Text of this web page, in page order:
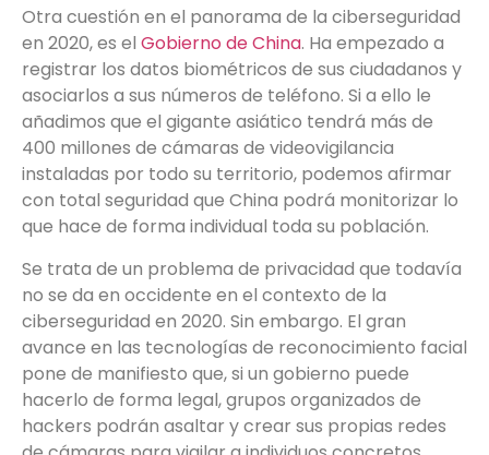
Otra cuestión en el panorama de la ciberseguridad
en 2020, es el Gobierno de China. Ha empezado a
registrar los datos biométricos de sus ciudadanos y
asociarlos a sus números de teléfono. Si a ello le
añadimos que el gigante asiático tendrá más de
400 millones de cámaras de videovigilancia
instaladas por todo su territorio, podemos afirmar
con total seguridad que China podrá monitorizar lo
que hace de forma individual toda su población.
Se trata de un problema de privacidad que todavía
no se da en occidente en el contexto de la
ciberseguridad en 2020. Sin embargo. El gran
avance en las tecnologías de reconocimiento facial
pone de manifiesto que, si un gobierno puede
hacerlo de forma legal, grupos organizados de
hackers podrán asaltar y crear sus propias redes